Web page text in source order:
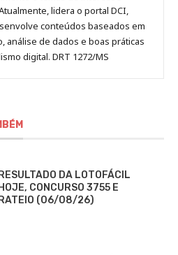
lidera o portal DCI,
conteúdos baseados em
análise de dados e boas práticas
digital. DRT 1272/MS
RESULTADO DA LOTOFÁCIL
HOJE, CONCURSO 3755 E
RATEIO (06/08/26)